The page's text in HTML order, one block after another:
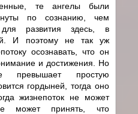
те ангелы были
по сознанию, чем
развития здесь, в
И поэтому не так уж
осознавать, что он
и достижения. Но
превышает простую
гордыней, тогда оно
жизнепоток не может
может принять, что